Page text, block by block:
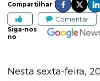
Compartilhar
Comentar
Siga-nos
no
Nesta sexta-feira,